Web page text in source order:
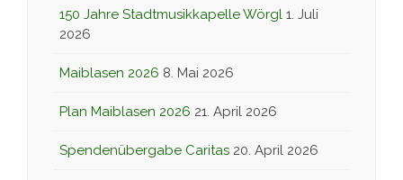
150 Jahre Stadtmusikkapelle Wörgl 1. Juli
2026
Maiblasen 2026 8. Mai 2026
Plan Maiblasen 2026 21. April 2026
Spendenübergabe Caritas 20. April 2026